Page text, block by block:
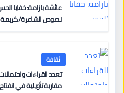
عائشة بازامة: خفايا
نصوص الشاعرة/
ثقافة
تعدد القراءات
مقاربة تأويلية في